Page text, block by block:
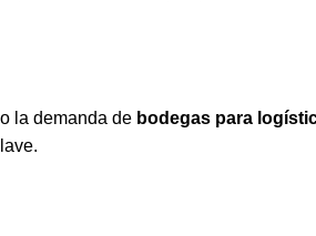
la demanda de bodegas para